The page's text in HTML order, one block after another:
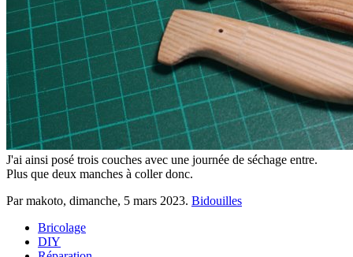
J'ai ainsi posé trois couches avec une journée de séchage entre.
Plus que deux manches à coller donc.
Par makoto, dimanche, 5 mars 2023. Bidouilles
Bricolage
DIY